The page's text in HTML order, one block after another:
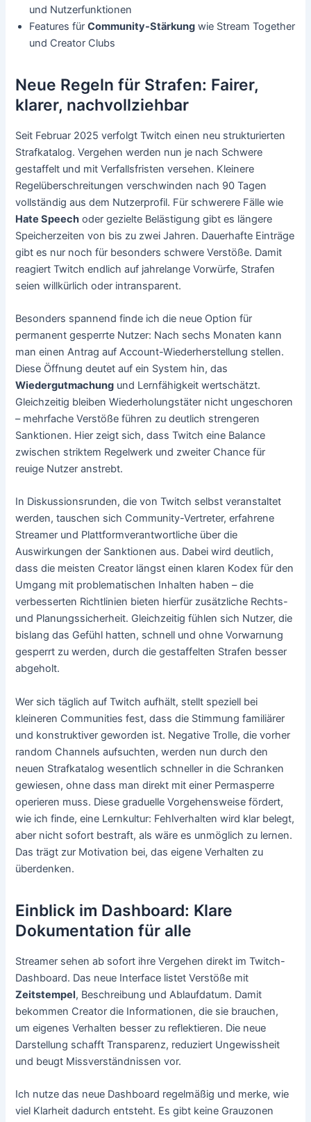
und Nutzerfunktionen
Features fürCommunity-Stärkung wie Stream Together
und Creator Clubs
Neue Regeln für Strafen: Fairer,
klarer, nachvollziehbar
Seit Februar 2025 verfolgt Twitch einen neu strukturierten
Strafkatalog. Vergehen werden nun je nach Schwere
gestaffelt und mit Verfallsfristen versehen. Kleinere
Regelüberschreitungen verschwinden nach 90 Tagen
vollständig aus dem Nutzerprofil. Für schwerere Fälle wie
Hate Speech oder gezielte Belästigung gibt es längere
Speicherzeiten von bis zu zwei Jahren. Dauerhafte Einträge
gibt es nur noch für besonders schwere Verstöße. Damit
reagiert Twitch endlich auf jahrelange Vorwürfe, Strafen
seien willkürlich oder intransparent.
Besonders spannend finde ich die neue Option für
permanent gesperrte Nutzer: Nach sechs Monaten kann
man einen Antrag auf Account-Wiederherstellung stellen.
Diese Öffnung deutet auf ein System hin, das
Wiedergutmachung und Lernfähigkeit wertschätzt.
Gleichzeitig bleiben Wiederholungstäter nicht ungeschoren
– mehrfache Verstöße führen zu deutlich strengeren
Sanktionen. Hier zeigt sich, dass Twitch eine Balance
zwischen striktem Regelwerk und zweiter Chance für
reuige Nutzer anstrebt.
In Diskussionsrunden, die von Twitch selbst veranstaltet
werden, tauschen sich Community-Vertreter, erfahrene
Streamer und Plattformverantwortliche über die
Auswirkungen der Sanktionen aus. Dabei wird deutlich,
dass die meisten Creator längst einen klaren Kodex für den
Umgang mit problematischen Inhalten haben – die
verbesserten Richtlinien bieten hierfür zusätzliche Rechts-
und Planungssicherheit. Gleichzeitig fühlen sich Nutzer, die
bislang das Gefühl hatten, schnell und ohne Vorwarnung
gesperrt zu werden, durch die gestaffelten Strafen besser
abgeholt.
Wer sich täglich auf Twitch aufhält, stellt speziell bei
kleineren Communities fest, dass die Stimmung familiärer
und konstruktiver geworden ist. Negative Trolle, die vorher
random Channels aufsuchten, werden nun durch den
neuen Strafkatalog wesentlich schneller in die Schranken
gewiesen, ohne dass man direkt mit einer Permasperre
operieren muss. Diese graduelle Vorgehensweise fördert,
wie ich finde, eine Lernkultur: Fehlverhalten wird klar belegt,
aber nicht sofort bestraft, als wäre es unmöglich zu lernen.
Das trägt zur Motivation bei, das eigene Verhalten zu
überdenken.
Einblick im Dashboard: Klare
Dokumentation für alle
Streamer sehen ab sofort ihre Vergehen direkt im Twitch-
Dashboard. Das neue Interface listet Verstöße mit
Zeitstempel, Beschreibung und Ablaufdatum. Damit
bekommen Creator die Informationen, die sie brauchen,
um eigenes Verhalten besser zu reflektieren. Die neue
Darstellung schafft Transparenz, reduziert Ungewissheit
und beugt Missverständnissen vor.
Ich nutze das neue Dashboard regelmäßig und merke, wie
viel Klarheit dadurch entsteht. Es gibt keine Grauzonen